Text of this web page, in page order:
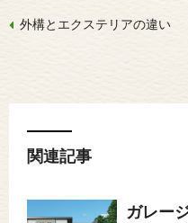
外構とエクステリアの違い
関連記事
ガレー